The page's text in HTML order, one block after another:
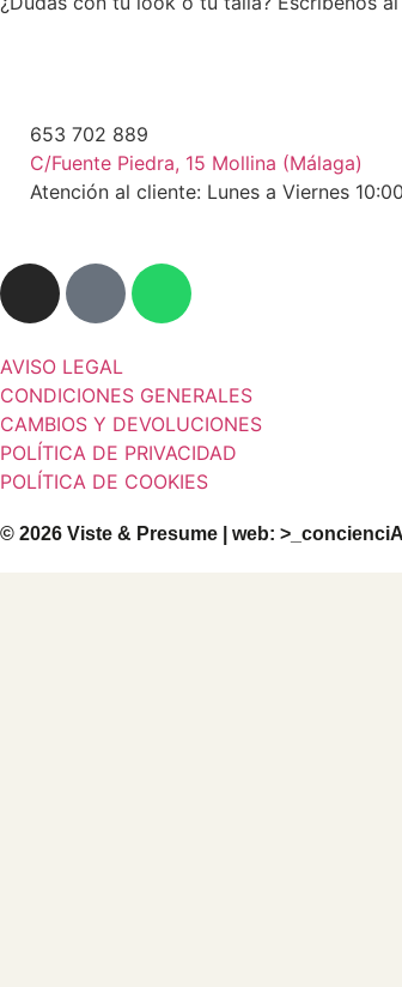
653 702 889
C/Fuente Piedra, 15 Mollina (Málaga)
Atención al cliente: Lunes a Viernes
AVISO LEGAL
CONDICIONES GENERALES
CAMBIOS Y DEVOLUCIONES
POLÍTICA DE PRIVACIDAD
POLÍTICA DE COOKIES
© 2026 Viste & Presume | web: